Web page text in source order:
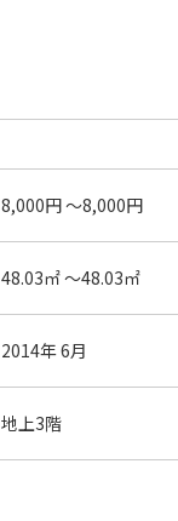
8,000円 〜8,000円
48.03㎡ 〜48.03㎡
2014年 6月
地上3階